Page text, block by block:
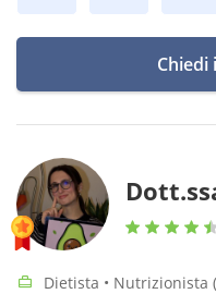
Dietista • Nutrizionista